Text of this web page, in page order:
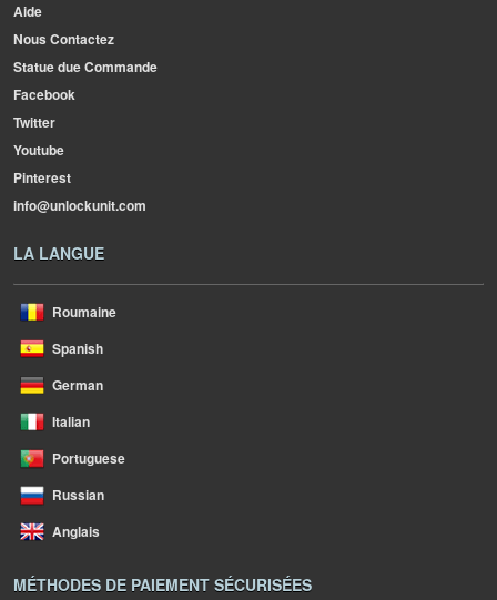
Aide
Nous Contactez
Statue due Commande
Facebook
Twitter
Youtube
Pinterest
info@unlockunit.com
LA LANGUE
Roumaine
Spanish
German
Italian
Portuguese
Russian
Anglais
MÉTHODES DE PAIEMENT SÉCURISÉES